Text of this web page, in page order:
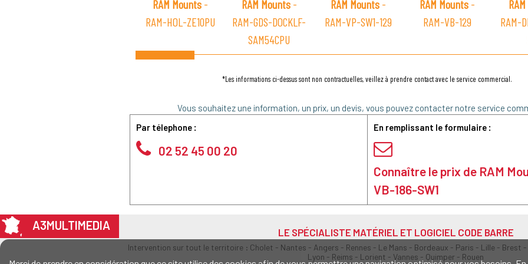
RAM Mounts-
RAM-HOL-ZE10PU
RAM Mounts-
RAM-GDS-DOCKLF-
SAM54CPU
RAM Mounts-
RAM-VP-SW1-129
RAM Mounts-
RAM-VB-129
RAM-
*Les informations ci-dessus sont non contractuelles, veillez à prendre contact avec le service commercial.
Vous souhaitez une information, un prix, un devis, vous pouvez contacter notre service
Par télephone :
02 52 45 00 20
En remplissant le formulaire :
Connaître le prix de RAM
VB-186-SW1
A3MULTIMEDIA LE SPÉCIALISTE MATÉRIEL ET LOGICIEL CODE BARRE
Intervention sur tout le territoire : Cholet - Nantes - Angers - Rennes - Le Mans - Bordeaux - Paris - Lille - Brest
Lyon - Reims - Lorient - Vannes - Quimper - Rouen